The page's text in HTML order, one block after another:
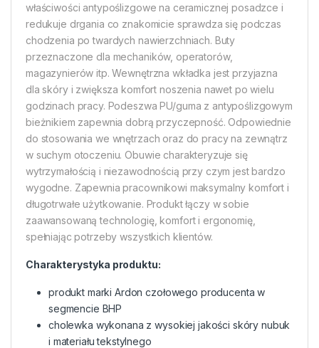
właściwości antypoślizgowe na ceramicznej posadzce i
redukuje drgania co znakomicie sprawdza się podczas
chodzenia po twardych nawierzchniach. Buty
przeznaczone dla mechaników, operatorów,
magazynierów itp. Wewnętrzna wkładka jest przyjazna
dla skóry i zwiększa komfort noszenia nawet po wielu
godzinach pracy. Podeszwa PU/guma z antypoślizgowym
bieżnikiem zapewnia dobrą przyczepność. Odpowiednie
do stosowania we wnętrzach oraz do pracy na zewnątrz
w suchym otoczeniu. Obuwie charakteryzuje się
wytrzymałością i niezawodnością przy czym jest bardzo
wygodne. Zapewnia pracownikowi maksymalny komfort i
długotrwałe użytkowanie. Produkt łączy w sobie
zaawansowaną technologię, komfort i ergonomię,
spełniając potrzeby wszystkich klientów.
Charakterystyka produktu:
produkt marki Ardon czołowego producenta w
segmencie BHP
cholewka wykonana z wysokiej jakości skóry nubuk
i materiału tekstylnego